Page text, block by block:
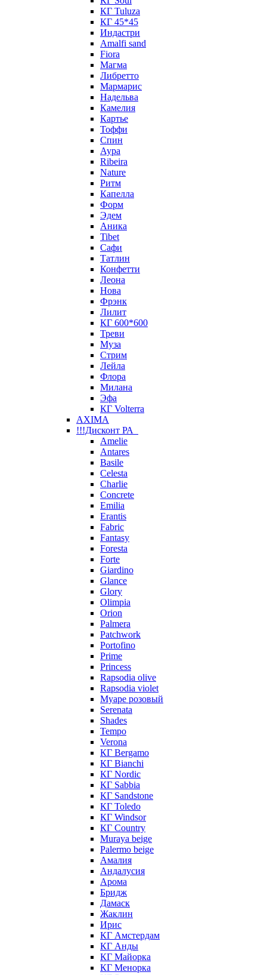
КГ Tuluza
КГ 45*45
Индастри
Amalfi sand
Fiora
Магма
Либретто
Мармарис
Надельва
Камелия
Картье
Тоффи
Спин
Аура
Ribeira
Nature
Ритм
Капелла
Форм
Эдем
Аника
Tibet
Сафи
Татлин
Конфетти
Леона
Нова
Фрэнк
Лилит
КГ 600*600
Треви
Муза
Стрим
Лейла
Флора
Милана
Эфа
КГ Volterra
AXIMA
!!!Дисконт РА
Amelie
Antares
Basile
Celesta
Charlie
Concrete
Emilia
Erantis
Fabric
Fantasy
Foresta
Forte
Giardino
Glance
Glory
Olimpia
Orion
Palmera
Patchwork
Portofino
Prime
Princess
Rapsodia olive
Rapsodia violet
Муаре розовый
Serenata
Shades
Tempo
Verona
КГ Bergamo
КГ Bianchi
КГ Nordic
КГ Sabbia
КГ Sandstone
КГ Toledo
КГ Windsor
КГ Сountry
Muraya beige
Palermo beige
Амалия
Андалусия
Арома
Бридж
Дамаск
Жаклин
Ирис
КГ Амстердам
КГ Анды
КГ Майорка
КГ Менорка